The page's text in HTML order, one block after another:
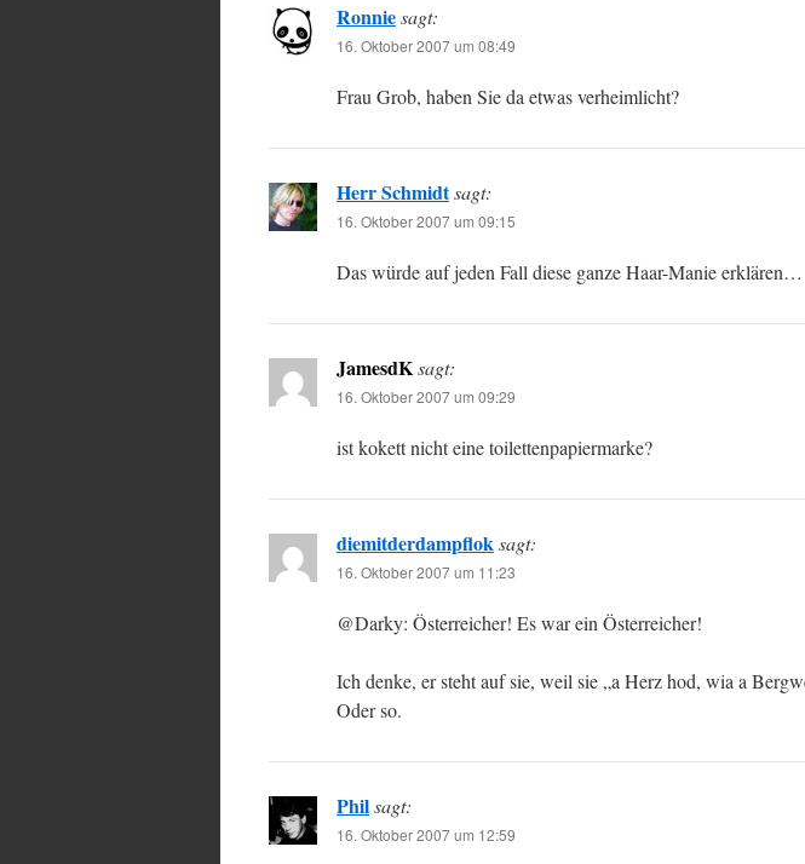
Ronniesagt:
16. Oktober 2007 um 08:49
Frau Grob, haben Sie da etwas verheimlicht?
Herr Schmidtsagt:
16. Oktober 2007 um 09:15
Das würde auf jeden Fall diese ganze Haar-Manie erklären…
JamesdKsagt:
16. Oktober 2007 um 09:29
ist kokett nicht eine toilettenpapiermarke?
diemitderdampfloksagt:
16. Oktober 2007 um 11:23
@Darky: Österreicher! Es war ein Österreicher!
Ich denke, er steht auf sie, weil sie „a Herz hod, wia a
Oder so.
Philsagt:
16. Oktober 2007 um 12:59